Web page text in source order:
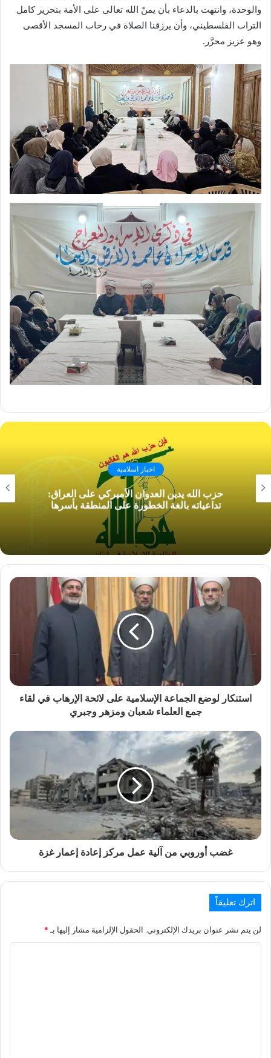
والوحدة، وانتهت بالدعاء بأن يمنّ الله تعالى على الأمة بتحرير كامل
التراب الفلسطيني، وأن يرزقنا الصلاة في رحاب المسجد الأقصى
وهو عزيز محرَّر.
اخبار اسلامية
حزب الله يدين العدوان الأميركي على العراق:
تداعياته بالغة الخطورة على المنطقة بأسرها
استنكار لوضع الجماعة الإسلامية على لائحة الإرهاب في لقاء
جمع العلماء شعبان ومزهر وجبري
غضب أوروبي من آلية عمل مركز إعادة إعمار غزة
اترك تعليقاً
لن يتم نشر عنوان بريدك الإلكتروني. الحقول الإلزامية مشار إليها بـ *